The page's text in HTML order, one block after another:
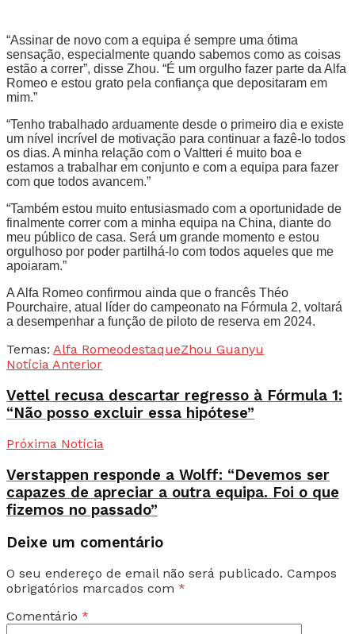
“Assinar de novo com a equipa é sempre uma ótima
sensação, especialmente quando sabemos como as coisas
estão a correr”, disse Zhou. “É um orgulho fazer parte da Alfa
Romeo e estou grato pela confiança que depositaram em
mim.”
“Tenho trabalhado arduamente desde o primeiro dia e existe
um nível incrível de motivação para continuar a fazê-lo todos
os dias. A minha relação com o Valtteri é muito boa e
estamos a trabalhar em conjunto e com a equipa para fazer
com que todos avancem.”
“Também estou muito entusiasmado com a oportunidade de
finalmente correr com a minha equipa na China, diante do
meu público de casa. Será um grande momento e estou
orgulhoso por poder partilhá-lo com todos aqueles que me
apoiaram.”
A Alfa Romeo confirmou ainda que o francês Théo
Pourchaire, atual líder do campeonato na Fórmula 2, voltará
a desempenhar a função de piloto de reserva em 2024.
Temas: Alfa RomeodestaqueZhou Guanyu
Notícia Anterior
Vettel recusa descartar regresso à Fórmula 1:
“Não posso excluir essa hipótese”
Próxima Notícia
Verstappen responde a Wolff: “Devemos ser
capazes de apreciar a outra equipa. Foi o que
fizemos no passado”
Deixe um comentário
O seu endereço de email não será publicado. Campos
obrigatórios marcados com *
Comentário *